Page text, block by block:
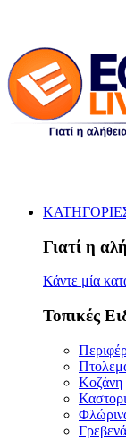
Γιατί η
Κάντε μία
Τοπικές
Κοζάνη
Γρεβενά